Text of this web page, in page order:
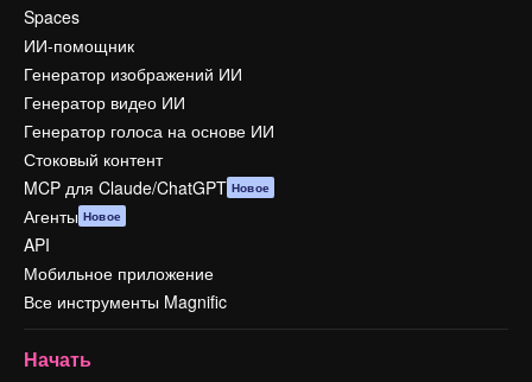
Spaces
ИИ-помощник
Генератор изображений ИИ
Генератор видео ИИ
Генератор голоса на основе ИИ
Стоковый контент
MCP для Claude/ChatGPT Новое
Агенты Новое
API
Мобильное приложение
Все инструменты Magnific
Начать